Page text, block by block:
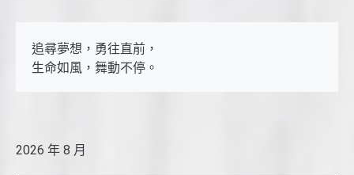
追尋夢想，勇往直前，
生命如風，舞動不停。
2026 年 8 月